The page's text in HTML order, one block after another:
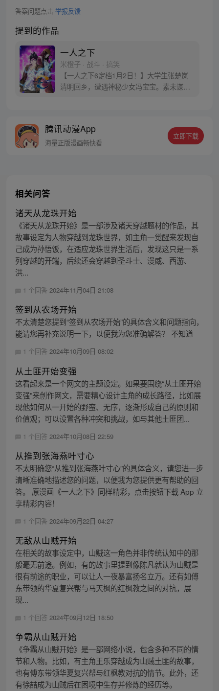
答案问题点击 举报反馈
提到的作品
一人之下
米橙子 · 战斗 · 搞笑
【一人之下6定档1月2日！】大学生张楚岚
清明回乡，遭遇神秘少女冯宝宝。素未谋面
密，张楚岚的生活被彻底颠覆，与冯宝宝一
同踏上“异人”之旅。
腾讯动漫App
海量正版漫画畅快看
立即下载
相关问答
诸天从龙珠开始
《诸天从龙珠开始》是一部涉及诸天穿越题材的作品，其
故事设定为人物穿越到龙珠世界，如主角一觉醒来发现自
己成为孙悟饭，在适应龙珠世界生活后，发现这只是一系
列穿越的开端，后续还会穿越到圣斗士、漫威、西游、
洪...
1 个回答 2024年11月04日 21:08
签到从农场开始
不太清楚您提到“签到从农场开始”的具体含义和问题指向，
能请您再补充说明一下，以便我为您准确解答？ 不知道
1 个回答 2024年10月09日 08:02
从土匪开始变强
这看起来是一个网文的主题设定。如果要围绕“从土匪开始
变强”来创作网文，需要精心设计主角的成长路径，比如展
现他如何从一开始的野蛮、无序，逐渐形成自己的原则和
价值观；可以设置各种冲突和挑战，如与其他土匪团...
1 个回答 2024年10月08日 22:59
从推到张海燕叶寸心
不太明确您“从推到张海燕叶寸心”的具体含义，请您进一步
清晰准确地描述您的问题，以便我为您提供更有帮助的回
答。 原漫画《一人之下》同样精彩，点击按钮下载 App 立
享精彩内容！
1 个回答 2024年09月22日 04:27
无敌从山贼开始
在相关的故事设定中，山贼这一角色并非传统认知中的那
般毫无前途。例如，有的故事里提到像陈凡就认为山贼是
很有前途的职业，可以让人一夜暴富扬名立万。还有如傅
东带领的华夏复兴帮与马天枫的红枫教之间的对抗，展
现...
1 个回答 2024年09月12日 18:50
争霸从山贼开始
《争霸从山贼开始》是一部网络小说，包含多种不同的情
节和人物。比如，有主角王乐穿越成为山贼土匪的故事，
也有傅东带领华夏复兴帮与红枫教对抗的情节。此外，还
有徐喆成为山贼后在困境中生存并修炼的经历等。